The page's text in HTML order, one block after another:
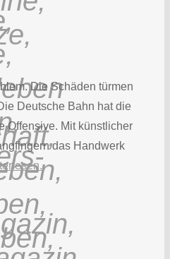
Die Schäden türmen
Deutsche Bahn hat die
Offensive. Mit künstlicher
das Handwerk